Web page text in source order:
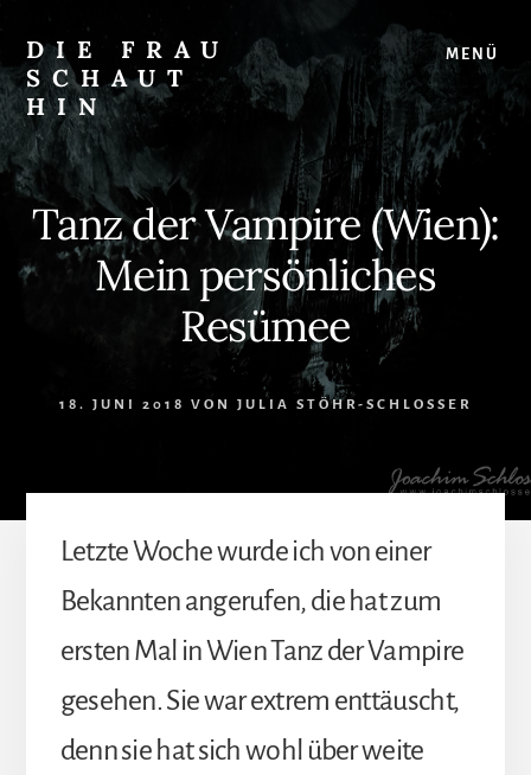
content
Seitenspalte
springen
DIE FRAU
SCHAUT
HIN
…
auf
Musical
und
überhaupt
MENÜ
Tanz der Vampire (Wien):
Mein persönliches
Resümee
18. JUNI 2018 VON JULIA STÖHR-SCHLOSSER
Letzte Woche wurde ich von einer
Bekannten angerufen, die hat zum
ersten Mal in Wien Tanz der Vampire
gesehen. Sie war extrem enttäuscht,
denn sie hat sich wohl über weite